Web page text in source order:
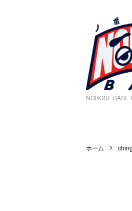
NOBOSE BASE
ホーム